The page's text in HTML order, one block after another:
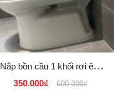
Nắp bồn cầu 1 khối rơi êm
Inax 969 VN
350.000₫ 600.000₫